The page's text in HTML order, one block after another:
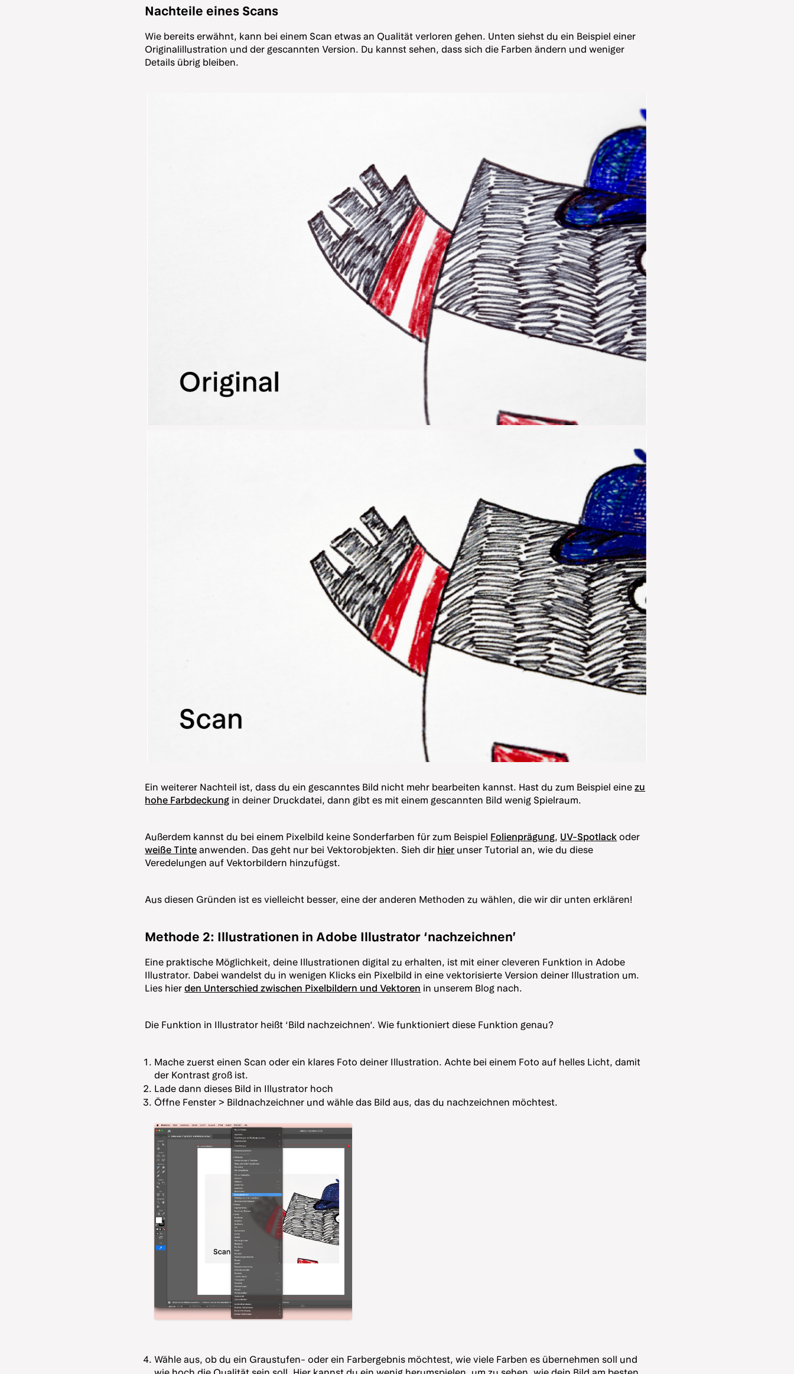
Nachteile eines Scans
Wie bereits erwähnt, kann bei einem Scan etwas an Qualität verloren gehen. Unten siehst du ein Beispiel einer
Originalillustration und der gescannten Version. Du kannst sehen, dass sich die Farben ändern und weniger
Details übrig bleiben.
Ein weiterer Nachteil ist, dass du ein gescanntes Bild nicht mehr bearbeiten kannst. Hast du zum Beispiel einezu
hohe Farbdeckung in deiner Druckdatei, dann gibt es mit einem gescannten Bild wenig Spielraum.
Außerdem kannst du bei einem Pixelbild keine Sonderfarben für zum Beispiel Folienprägung, UV-Spotlack oder
weiße Tinte anwenden. Das geht nur bei Vektorobjekten. Sieh dir hier unser Tutorial an, wie du diese
Veredelungen auf Vektorbildern hinzufügst.
Aus diesen Gründen ist es vielleicht besser, eine der anderen Methoden zu wählen, die wir dir unten erklären!
Methode 2: Illustrationen in Adobe Illustrator ‘nachzeichnen’
Eine praktische Möglichkeit, deine Illustrationen digital zu erhalten, ist mit einer cleveren Funktion in Adobe
Illustrator. Dabei wandelst du in wenigen Klicks ein Pixelbild in eine vektorisierte Version deiner Illustration um.
Lies hierden Unterschied zwischen Pixelbildern und Vektoren in unserem Blog nach.
Die Funktion in Illustrator heißt ‘Bild nachzeichnen’. Wie funktioniert diese Funktion genau?
Mache zuerst einen Scan oder ein klares Foto deiner Illustration. Achte bei einem Foto auf helles Licht, damit
der Kontrast groß ist.
Lade dann dieses Bild in Illustrator hoch
Öffne Fenster > Bildnachzeichner und wähle das Bild aus, das du nachzeichnen möchtest.
Wähle aus, ob du ein Graustufen- oder ein Farbergebnis möchtest, wie viele Farben es übernehmen soll und